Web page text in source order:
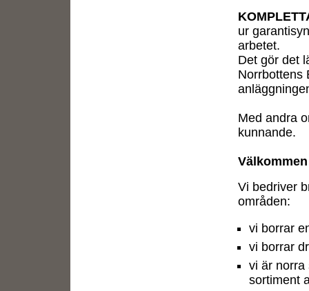
ur
arbetet.
Det gör det
Norrbottens
Med andra
kunnande.
Vi bedriver
områden:
vi borrar
vi borrar
vi är norra
sortiment